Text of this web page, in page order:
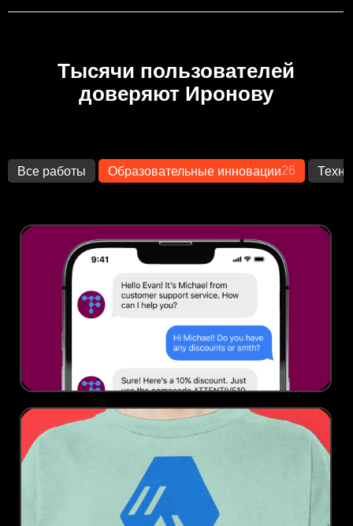
Тысячи пользователей
доверяют Иронову
Все работы Образовательные инновации26